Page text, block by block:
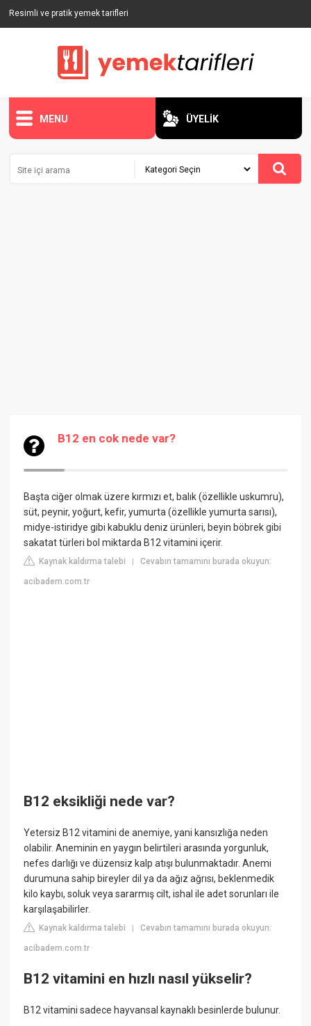
Resimli ve pratik yemek tarifleri
MENU ÜYELİK
B12 en cok nede var?
Başta ciğer olmak üzere kırmızı et, balık (özellikle uskumru),
süt, peynir, yoğurt, kefir, yumurta (özellikle yumurta sarısı),
midye-istiridye gibi kabuklu deniz ürünleri, beyin böbrek gibi
sakatat türleri bol miktarda B12 vitamini içerir.
Kaynak kaldırma talebi |Cevabın tamamını burada okuyun:
acibadem.com.tr
B12 eksikliği nede var?
Yetersiz B12 vitamini de anemiye, yani kansızlığa neden
olabilir. Aneminin en yaygın belirtileri arasında yorgunluk,
nefes darlığı ve düzensiz kalp atışı bulunmaktadır. Anemi
durumuna sahip bireyler dil ya da ağız ağrısı, beklenmedik
kilo kaybı, soluk veya sararmış cilt, ishal ile adet sorunları ile
karşılaşabilirler.
Kaynak kaldırma talebi |Cevabın tamamını burada okuyun:
acibadem.com.tr
B12 vitamini en hızlı nasıl yükselir?
B12 vitamini sadece hayvansal kaynaklı besinlerde bulunur.